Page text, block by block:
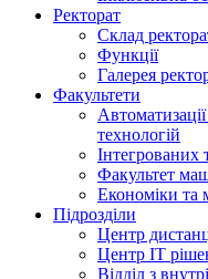
Ректорат
Склад
Функції
Галерея
Факультети
технологій
Інтегрованих
Факультет
Економіки та
Підрозділи
Центр
Центр ІТ
Відділ з